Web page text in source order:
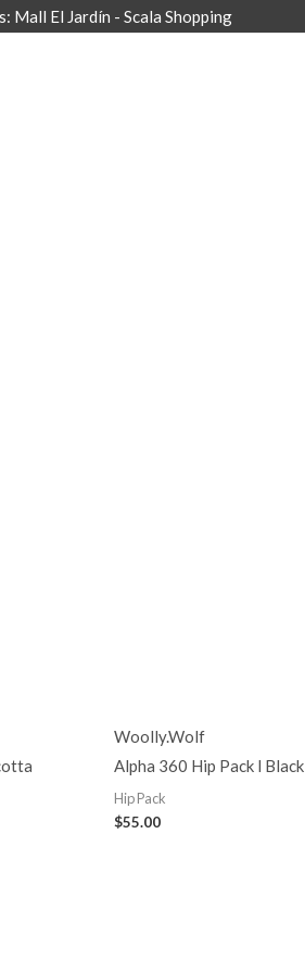
Mall El Jardín - Scala Shopping
Woolly.Wolf
Alpha 360 Hip Pack l Black
Hip Pack
$55.00